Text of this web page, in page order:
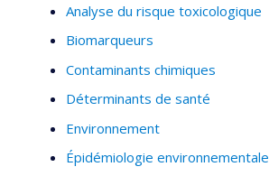
Analyse du risque toxicologique
Biomarqueurs
Contaminants chimiques
Déterminants de santé
Environnement
Épidémiologie environnementale